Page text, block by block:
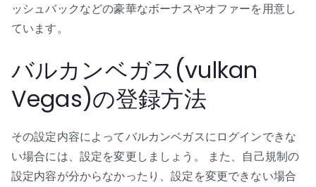
ッシュバックなどの豪華なボーナスやオファーを用意し
ています。
バルカンベガス(vulkan
Vegas)の登録方法
その設定内容によってバルカンベガスにログインできな
い場合には、設定を変更しましょう。 また、自己規制の
設定内容が分からなかったり、設定を変更できない場合